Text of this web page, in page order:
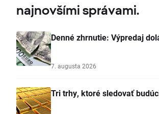
najnovšími správami.
Denné zhrnutie: Výpredaj
7. augusta 2026
Tri trhy, ktoré sledovať